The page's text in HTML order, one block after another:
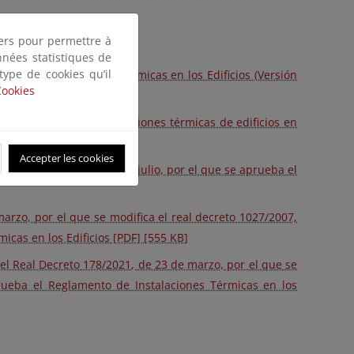
de Instalaciones Térmicas en los Edificios (Versión
para aquella instalaciones térmicas de edificios en
[18,86 KB]
1027/2007, de 20 de julio, por el que se aprueba el
por el que se modifica el real decreto 1027/2007,
en los Edificios [PDF] [555 KB]
Decreto 178/2021, de 23 de marzo, por el que se
el Reglamento de Instalaciones Térmicas en los
pour permettre à
statistiques de
de cookies qu’il
Accepter les cookies